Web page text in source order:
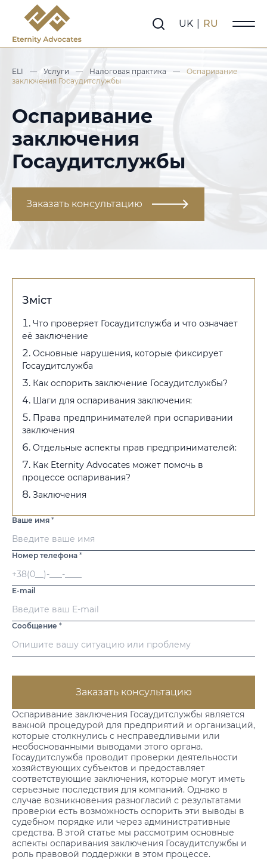
UK RU
ELI — Услуги — Налоговая практика —
Оспаривание
заключения Госаудитслужбы
Оспаривание
заключения
Госаудитслужбы
Заказать консультацию
Оспаривание заключения Госаудитслужбы является
важной процедурой для предприятий и организаций,
которые столкнулись с несправедливыми или
необоснованными выводами этого органа.
Госаудитслужба проводит проверки деятельности
хозяйствующих субъектов и предоставляет
соответствующие заключения, которые могут иметь
серьезные последствия для компаний. Однако в
случае возникновения разногласий с результатами
проверки есть возможность оспорить эти выводы в
судебном порядке или через административные
средства. В этой статье мы рассмотрим основные
аспекты оспаривания заключения Госаудитслужбы и
роль правовой поддержки в этом процессе.
Зміст
Что проверяет Госаудитслужба и что означает
её заключение
Основные нарушения, которые фиксирует
Госаудитслужба
Как оспорить заключение Госаудитслужбы?
Шаги для оспаривания заключения:
Права предпринимателей при оспаривании
заключения
Отдельные аспекты прав предпринимателей:
Как Eternity Advocates может помочь в
процессе оспаривания?
Заключения
Ваше имя *
Номер телефона *
E-mail
Сообщение *
Заказать консультацию